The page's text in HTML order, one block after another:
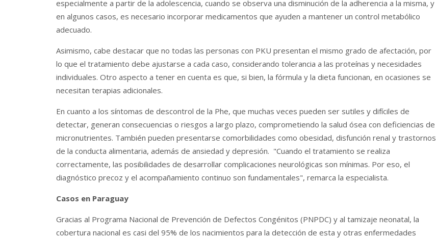
especialmente a partir de la adolescencia, cuando se observa una disminución de la adherencia a la misma, y
en algunos casos, es necesario incorporar medicamentos que ayuden a mantener un control metabólico
adecuado.
Asimismo, cabe destacar que no todas las personas con PKU presentan el mismo grado de afectación, por
lo que el tratamiento debe ajustarse a cada caso, considerando tolerancia a las proteínas y necesidades
individuales. Otro aspecto a tener en cuenta es que, si bien, la fórmula y la dieta funcionan, en ocasiones se
necesitan terapias adicionales.
En cuanto a los síntomas de descontrol de la Phe, que muchas veces pueden ser sutiles y difíciles de
detectar, generan consecuencias o riesgos a largo plazo, comprometiendo la salud ósea con deficiencias de
micronutrientes. También pueden presentarse comorbilidades como obesidad, disfunción renal y trastornos
de la conducta alimentaria, además de ansiedad y depresión. "Cuando el tratamiento se realiza
correctamente, las posibilidades de desarrollar complicaciones neurológicas son mínimas. Por eso, el
diagnóstico precoz y el acompañamiento continuo son fundamentales", remarca la especialista.
Casos en Paraguay
Gracias al Programa Nacional de Prevención de Defectos Congénitos (PNPDC) y al tamizaje neonatal, la
cobertura nacional es casi del 95% de los nacimientos para la detección de esta y otras enfermedades